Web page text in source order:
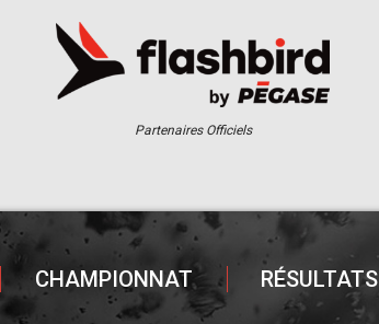
Partenaires Officiels
CHAMPIONNAT RÉSULTATS